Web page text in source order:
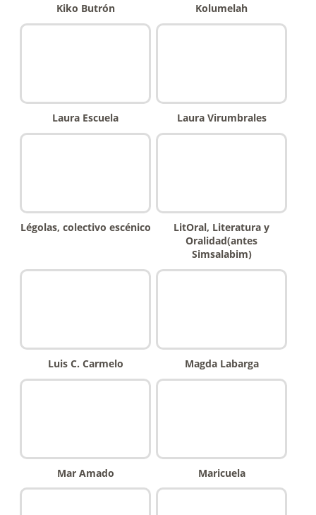
Kiko Butrón Kolumelah
Laura Escuela Laura Virumbrales
Légolas, colectivo escénico
LitOral, Literatura y
Oralidad(antes
Simsalabim)
Luis C. Carmelo Magda Labarga
Mar Amado Maricuela